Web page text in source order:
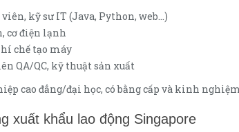
kỹ sư IT (Java, Python, web…)
cơ điện lạnh
chế tạo máy
QA/QC, kỹ thuật sản xuất
cao đẳng/đại học, có bằng cấp và kinh
xuất khẩu lao động Singapore